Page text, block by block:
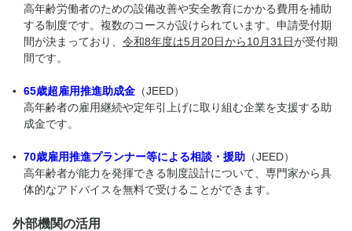
高年齢労働者のための設備改善や安全教育にかかる費用を補助
する制度です。複数のコースが設けられています。申請受付期
間が決まっており、 令和8年度は5月20日から10月31日が受付期
間です。
65歳超雇用推進助成金 （JEED）
高年齢者の雇用継続や定年引上げに取り組む企業を支援する助
成金です。
70歳雇用推進プランナー等による相談・援助 （JEED）
高年齢者が能力を発揮できる制度設計について、専門家から具
体的なアドバイスを無料で受けることができます。
外部機関の活用